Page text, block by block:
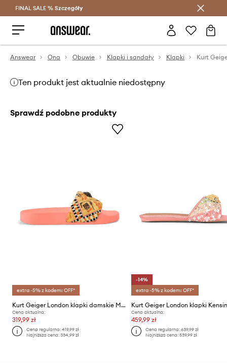
Oszczędzaj z Answear Club >
FINAL SALE % Szczegóły
Answear Ona Obuwie Klapki i sandały Klapki
Ten produkt jest aktualnie niedostępny
Sprawdź podobne produkty
extra -5% z kodem: OFF*
Kurt Geiger London klapki damskie Meena Eagle
Cena aktualna:
319,99 zł
Cena regularna:419,99 zł
Najniższa cena:334,99 zł
-14%
extra -5% z kodem: OFF*
Cena aktualna:
459,99 zł
Cena regularna: 639,99 zł
Najniższa cena: 539,99 zł